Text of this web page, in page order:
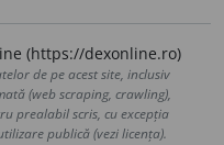
(https://dexonline.ro)
de pe acest site, inclusiv
(web scraping, crawling),
prealabil scris, cu excepția
publică (vezi licența).